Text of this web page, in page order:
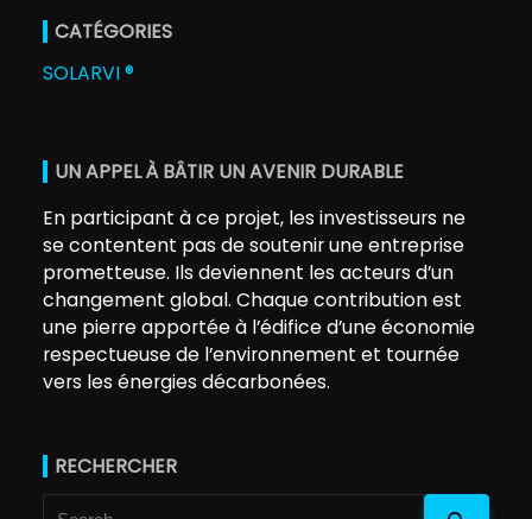
CATÉGORIES
SOLARVI ®
UN APPEL À BÂTIR UN AVENIR DURABLE
En participant à ce projet, les investisseurs ne
se contentent pas de soutenir une entreprise
prometteuse. Ils deviennent les acteurs d’un
changement global. Chaque contribution est
une pierre apportée à l’édifice d’une économie
respectueuse de l’environnement et tournée
vers les énergies décarbonées.
RECHERCHER
Search